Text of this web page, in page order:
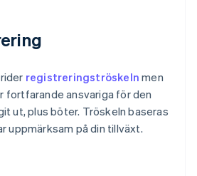
registreringströskeln men
fortfarande ansvariga för den
ut, plus böter. Tröskeln baseras
uppmärksam på din tillväxt.